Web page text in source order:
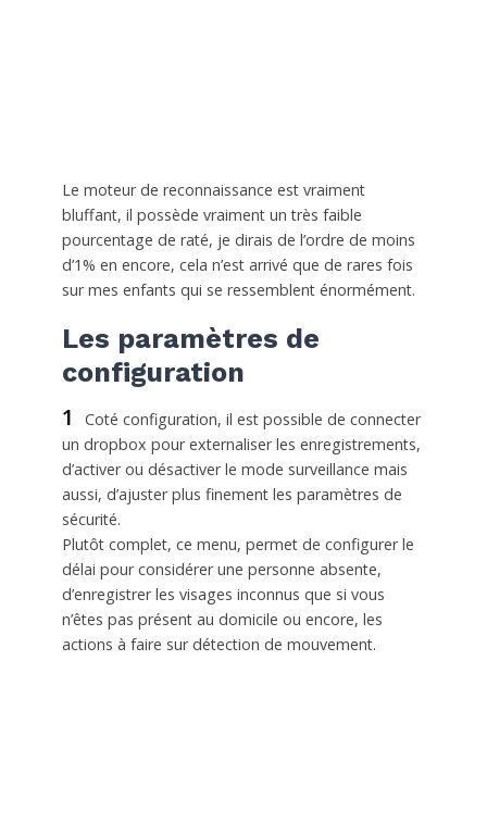
Le moteur de reconnaissance est vraiment
bluffant, il possède vraiment un très faible
pourcentage de raté, je dirais de l’ordre de moins
d’1% en encore, cela n’est arrivé que de rares fois
sur mes enfants qui se ressemblent énormément.
Les paramètres de
configuration
1
Coté configuration, il est possible de connecter
un dropbox pour externaliser les enregistrements,
d’activer ou désactiver le mode surveillance mais
aussi, d’ajuster plus finement les paramètres de
sécurité.
Plutôt complet, ce menu, permet de configurer le
délai pour considérer une personne absente,
d’enregistrer les visages inconnus que si vous
n’êtes pas présent au domicile ou encore, les
actions à faire sur détection de mouvement.